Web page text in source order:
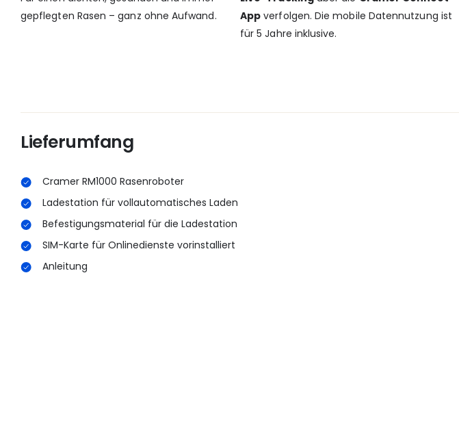
gepflegten Rasen – ganz ohne Aufwand.
App verfolgen. Die mobile Datennutzung ist
für 5 Jahre inklusive.
Lieferumfang
Cramer RM1000 Rasenroboter
Ladestation für vollautomatisches Laden
Befestigungsmaterial für die Ladestation
SIM-Karte für Onlinedienste vorinstalliert
Anleitung